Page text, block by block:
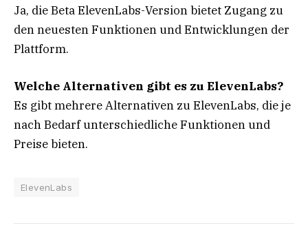
Ja, die Beta ElevenLabs-Version bietet Zugang zu
den neuesten Funktionen und Entwicklungen der
Plattform.
Welche Alternativen gibt es zu ElevenLabs?
Es gibt mehrere Alternativen zu ElevenLabs, die je
nach Bedarf unterschiedliche Funktionen und
Preise bieten.
ElevenLabs